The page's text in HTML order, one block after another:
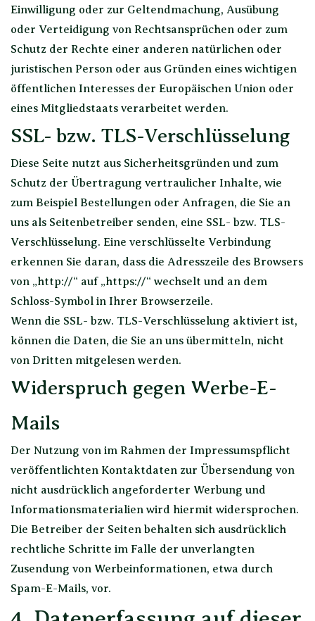
Einwilligung oder zur Geltendmachung, Ausübung
oder Verteidigung von Rechtsansprüchen oder zum
Schutz der Rechte einer anderen natürlichen oder
juristischen Person oder aus Gründen eines wichtigen
öffentlichen Interesses der Europäischen Union oder
eines Mitgliedstaats verarbeitet werden.
SSL- bzw. TLS-Verschlüsselung
Diese Seite nutzt aus Sicherheitsgründen und zum
Schutz der Übertragung vertraulicher Inhalte, wie
zum Beispiel Bestellungen oder Anfragen, die Sie an
uns als Seitenbetreiber senden, eine SSL- bzw. TLS-
Verschlüsselung. Eine verschlüsselte Verbindung
erkennen Sie daran, dass die Adresszeile des Browsers
von „http://“ auf „https://“ wechselt und an dem
Schloss-Symbol in Ihrer Browserzeile.
Wenn die SSL- bzw. TLS-Verschlüsselung aktiviert ist,
können die Daten, die Sie an uns übermitteln, nicht
von Dritten mitgelesen werden.
Widerspruch gegen Werbe-E-
Mails
Der Nutzung von im Rahmen der Impressumspflicht
veröffentlichten Kontaktdaten zur Übersendung von
nicht ausdrücklich angeforderter Werbung und
Informationsmaterialien wird hiermit widersprochen.
Die Betreiber der Seiten behalten sich ausdrücklich
rechtliche Schritte im Falle der unverlangten
Zusendung von Werbeinformationen, etwa durch
Spam-E-Mails, vor.